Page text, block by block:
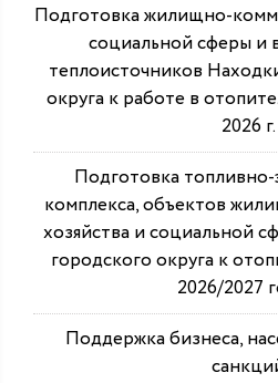
Подготовка жилищно-
социальной сферы и
теплоисточников
округа к работе в
2026 г.
Подготовка топливно-
комплекса, объектов
хозяйства и социальной
городского округа к
2026/2027
Поддержка бизнеса,